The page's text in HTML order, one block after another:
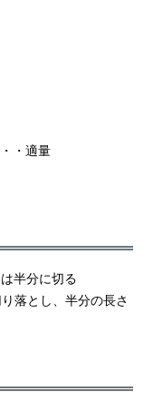
・適量
半分に切る
落とし、半分の長さ